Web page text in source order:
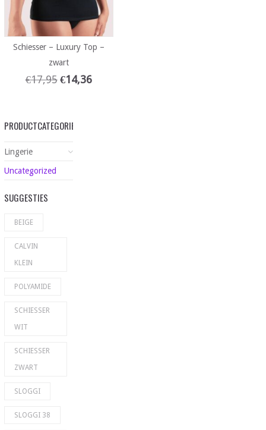
Schiesser – Luxury Top –
zwart
€17,95 €14,36
PRODUCTCATEGORIEËN
Lingerie
Uncategorized
SUGGESTIES
BEIGE
CALVIN
KLEIN
POLYAMIDE
SCHIESSER
WIT
SCHIESSER
ZWART
SLOGGI
SLOGGI 38